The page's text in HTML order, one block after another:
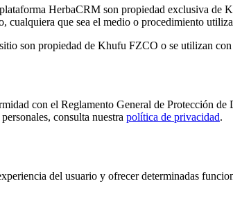
HerbaCRM son propiedad exclusiva
cualquiera que sea el medio o procedimiento
son propiedad de Khufu FZCO o se utilizan
con el Reglamento General de Protección
consulta nuestra política de privacidad.
del usuario y ofrecer determinadas